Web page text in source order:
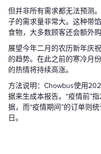
但并非所有需求都无法预测
子的需求量非常大。这种带
食物，大多数顾客还会额外
展望今年二月的农历新年庆
的趋势。在此之前的寒冷月
的热情将持续高涨。
方法说明：Chowbus使用
据来生成本报告。“疫情前”
据，而“疫情期间”的订单则
日。